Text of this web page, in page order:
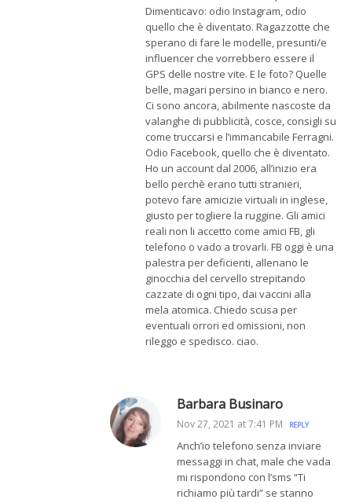
Dimenticavo: odio Instagram, odio
quello che è diventato. Ragazzotte che
sperano di fare le modelle, presunti/e
influencer che vorrebbero essere il
GPS delle nostre vite. E le foto? Quelle
belle, magari persino in bianco e nero.
Ci sono ancora, abilmente nascoste da
valanghe di pubblicità, cosce, consigli su
come truccarsi e l’immancabile Ferragni.
Odio Facebook, quello che è diventato.
Ho un account dal 2006, all’inizio era
bello perchè erano tutti stranieri,
potevo fare amicizie virtuali in inglese,
giusto per togliere la ruggine. Gli amici
reali non li accetto come amici FB, gli
telefono o vado a trovarli. FB oggi è una
palestra per deficienti, allenano le
ginocchia del cervello strepitando
cazzate di ogni tipo, dai vaccini alla
mela atomica. Chiedo scusa per
eventuali orrori ed omissioni, non
rileggo e spedisco. ciao.
Barbara Businaro
Nov 27, 2021 at 7:41 PM REPLY
Anch’io telefono senza inviare
messaggi in chat, male che vada
mi rispondono con l’sms “Ti
richiamo più tardi” se stanno